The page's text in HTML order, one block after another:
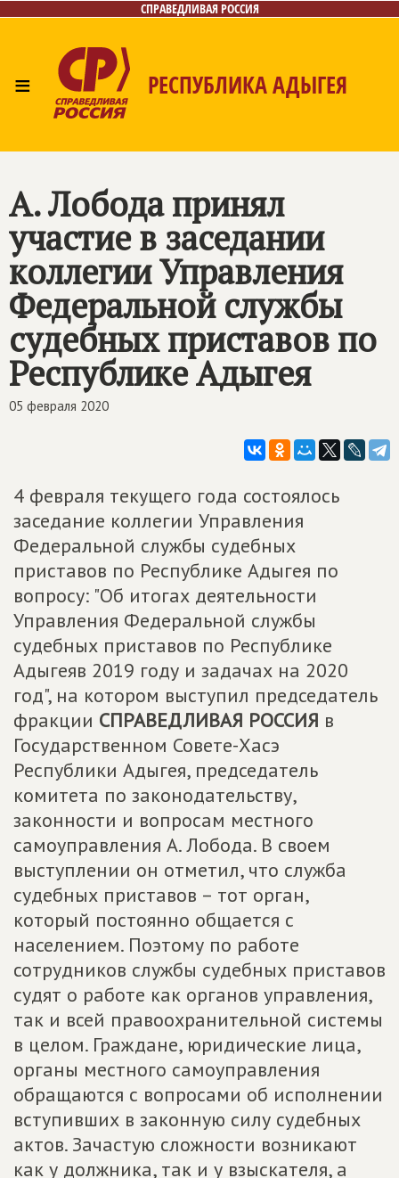
СПРАВЕДЛИВАЯ РОССИЯ
≡ РЕСПУБЛИКА АДЫГЕЯ
А. Лобода принял
участие в заседании
коллегии Управления
Федеральной службы
судебных приставов по
Республике Адыгея
05 февраля 2020
4 февраля текущего года состоялось
заседание коллегии Управления
Федеральной службы судебных
приставов по Республике Адыгея по
вопросу: "Об итогах деятельности
Управления Федеральной службы
судебных приставов по Республике
Адыгеяв 2019 году и задачах на 2020
год", на котором выступил председатель
фракции СПРАВЕДЛИВАЯ РОССИЯ в
Государственном Совете-Хасэ
Республики Адыгея, председатель
комитета по законодательству,
законности и вопросам местного
самоуправления А. Лобода. В своем
выступлении он отметил, что служба
судебных приставов – тот орган,
который постоянно общается с
населением. Поэтому по работе
сотрудников службы судебных приставов
судят о работе как органов управления,
так и всей правоохранительной системы
в целом. Граждане, юридические лица,
органы местного самоуправления
обращаются с вопросами об исполнении
вступивших в законную силу судебных
актов. Зачастую сложности возникают
как у должника, так и у взыскателя, а